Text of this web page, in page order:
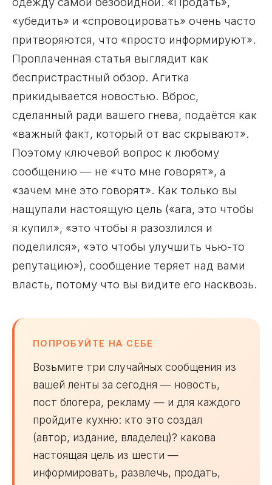
«убедить» и «спровоцировать» очень часто
притворяются, что «просто информируют».
Проплаченная статья выглядит как
беспристрастный обзор. Агитка
прикидывается новостью. Вброс,
сделанный ради вашего гнева, подаётся как
«важный факт, который от вас скрывают».
Поэтому ключевой вопрос к любому
сообщению — не «что мне говорят», а
«зачем мне это говорят». Как только вы
нащупали настоящую цель («ага, это чтобы
я купил», «это чтобы я разозлился и
поделился», «это чтобы улучшить чью-то
репутацию»), сообщение теряет над вами
власть, потому что вы видите его насквозь.
ПОПРОБУЙТЕ НА СЕБЕ
Возьмите три случайных сообщения из
вашей ленты за сегодня — новость,
пост блогера, рекламу — и для каждого
пройдите кухню: кто это создал
(автор, издание, владелец)? какова
настоящая цель из шести —
информировать, развлечь, продать,